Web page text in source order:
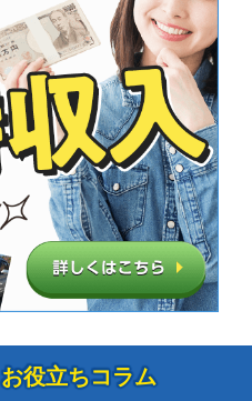
お役立ちコラム